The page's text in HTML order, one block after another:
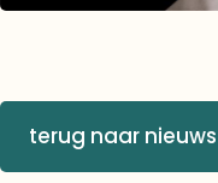
terug naar nieuws